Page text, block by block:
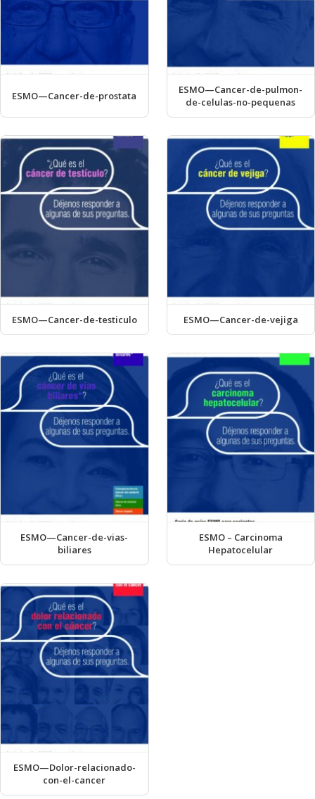
ESMO—Cancer-de-prostata
ESMO—Cancer-de-pulmon-
de-celulas-no-pequenas
ESMO—Cancer-de-testiculo ESMO—Cancer-de-vejiga
ESMO—Cancer-de-vias-
biliares
ESMO – Carcinoma
Hepatocelular
ESMO—Dolor-relacionado-
con-el-cancer